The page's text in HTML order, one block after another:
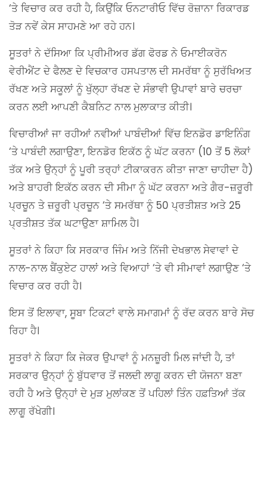
‘ਤੇ ਵਿਚਾਰ ਕਰ ਰਹੀ ਹੈ, ਕਿਉਂਕਿ ਓਨਟਾਰੀਓ ਵਿੱਚ ਰੋਜ਼ਾਨਾ ਰਿਕਾਰਡ
ਤੋੜ ਨਵੇਂ ਕੇਸ ਸਾਹਮਣੇ ਆ ਰਹੇ ਹਨ।
ਸੂਤਰਾਂ ਨੇ ਦੱਸਿਆ ਕਿ ਪ੍ਰੀਮੀਅਰ ਡੱਗ ਫੋਰਡ ਨੇ ਓਮਾਈਕਰੋਨ
ਵੇਰੀਐਂਟ ਦੇ ਫੈਲਣ ਦੇ ਵਿਚਕਾਰ ਹਸਪਤਾਲ ਦੀ ਸਮਰੱਥਾ ਨੂੰ ਸੁਰੱਖਿਅਤ
ਰੱਖਣ ਅਤੇ ਸਕੂਲਾਂ ਨੂੰ ਖੁੱਲ੍ਹਾ ਰੱਖਣ ਦੇ ਸੰਭਾਵੀ ਉਪਾਵਾਂ ਬਾਰੇ ਚਰਚਾ
ਕਰਨ ਲਈ ਆਪਣੀ ਕੈਬਨਿਟ ਨਾਲ ਮੁਲਾਕਾਤ ਕੀਤੀ।
ਵਿਚਾਰੀਆਂ ਜਾ ਰਹੀਆਂ ਨਵੀਆਂ ਪਾਬੰਦੀਆਂ ਵਿੱਚ ਇਨਡੋਰ ਡਾਇਨਿੰਗ
‘ਤੇ ਪਾਬੰਦੀ ਲਗਾਉਣਾ, ਇਨਡੋਰ ਇਕੱਠ ਨੂੰ ਘੱਟ ਕਰਨਾ (10 ਤੋਂ 5 ਲੋਕਾਂ
ਤੱਕ ਅਤੇ ਉਨ੍ਹਾਂ ਨੂੰ ਪੂਰੀ ਤਰ੍ਹਾਂ ਟੀਕਾਕਰਨ ਕੀਤਾ ਜਾਣਾ ਚਾਹੀਦਾ ਹੈ)
ਅਤੇ ਬਾਹਰੀ ਇਕੱਠ ਕਰਨ ਦੀ ਸੀਮਾ ਨੂੰ ਘੱਟ ਕਰਨਾ ਅਤੇ ਗੈਰ-ਜ਼ਰੂਰੀ
ਪ੍ਰਚੂਨ ਤੇ ਜ਼ਰੂਰੀ ਪ੍ਰਚੂਨ ‘ਤੇ ਸਮਰੱਥਾ ਨੂੰ 50 ਪ੍ਰਤੀਸ਼ਤ ਅਤੇ 25
ਪ੍ਰਤੀਸ਼ਤ ਤੱਕ ਘਟਾਉਣਾ ਸ਼ਾਮਿਲ ਹੈ।
ਸੂਤਰਾਂ ਨੇ ਕਿਹਾ ਕਿ ਸਰਕਾਰ ਜਿੰਮ ਅਤੇ ਨਿੱਜੀ ਦੇਖਭਾਲ ਸੇਵਾਵਾਂ ਦੇ
ਨਾਲ-ਨਾਲ ਬੈਂਕੁਏਟ ਹਾਲਾਂ ਅਤੇ ਵਿਆਹਾਂ ‘ਤੇ ਵੀ ਸੀਮਾਵਾਂ ਲਗਾਉਣ ‘ਤੇ
ਵਿਚਾਰ ਕਰ ਰਹੀ ਹੈ।
ਇਸ ਤੋਂ ਇਲਾਵਾ, ਸੂਬਾ ਟਿਕਟਾਂ ਵਾਲੇ ਸਮਾਗਮਾਂ ਨੂੰ ਰੱਦ ਕਰਨ ਬਾਰੇ ਸੋਚ
ਰਿਹਾ ਹੈ।
ਸੂਤਰਾਂ ਨੇ ਕਿਹਾ ਕਿ ਜੇਕਰ ਉਪਾਵਾਂ ਨੂੰ ਮਨਜ਼ੂਰੀ ਮਿਲ ਜਾਂਦੀ ਹੈ, ਤਾਂ
ਸਰਕਾਰ ਉਨ੍ਹਾਂ ਨੂੰ ਬੁੱਧਵਾਰ ਤੋਂ ਜਲਦੀ ਲਾਗੂ ਕਰਨ ਦੀ ਯੋਜਨਾ ਬਣਾ
ਰਹੀ ਹੈ ਅਤੇ ਉਨ੍ਹਾਂ ਦੇ ਮੁੜ ਮੁਲਾਂਕਣ ਤੋਂ ਪਹਿਲਾਂ ਤਿੰਨ ਹਫ਼ਤਿਆਂ ਤੱਕ
ਲਾਗੂ ਰੱਖੇਗੀ।